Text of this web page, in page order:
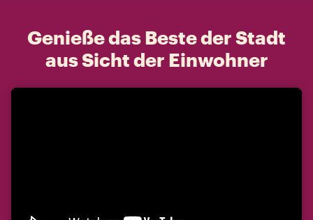
Genieße das Beste der Stadt
aus Sicht der Einwohner